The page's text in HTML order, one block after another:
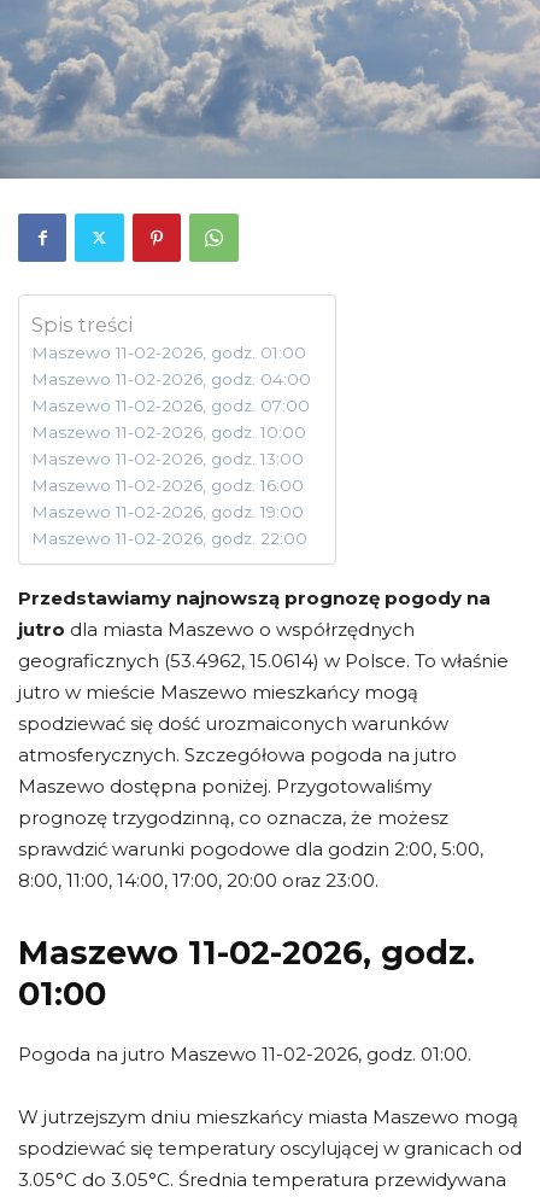
Spis treści
Maszewo 11-02-2026, godz. 01:00
Maszewo 11-02-2026, godz. 04:00
Maszewo 11-02-2026, godz. 07:00
Maszewo 11-02-2026, godz. 10:00
Maszewo 11-02-2026, godz. 13:00
Maszewo 11-02-2026, godz. 16:00
Maszewo 11-02-2026, godz. 19:00
Maszewo 11-02-2026, godz. 22:00
Przedstawiamy najnowszą prognozę pogody na
jutro dla miasta Maszewo o współrzędnych
geograficznych (53.4962, 15.0614) w Polsce. To właśnie
jutro w mieście Maszewo mieszkańcy mogą
spodziewać się dość urozmaiconych warunków
atmosferycznych. Szczegółowa pogoda na jutro
Maszewo dostępna poniżej. Przygotowaliśmy
prognozę trzygodzinną, co oznacza, że możesz
sprawdzić warunki pogodowe dla godzin 2:00, 5:00,
8:00, 11:00, 14:00, 17:00, 20:00 oraz 23:00.
Maszewo 11-02-2026, godz.
01:00
Pogoda na jutro Maszewo 11-02-2026, godz. 01:00.
W jutrzejszym dniu mieszkańcy miasta Maszewo mogą
spodziewać się temperatury oscylującej w granicach od
3.05°C do 3.05°C. Średnia temperatura przewidywana